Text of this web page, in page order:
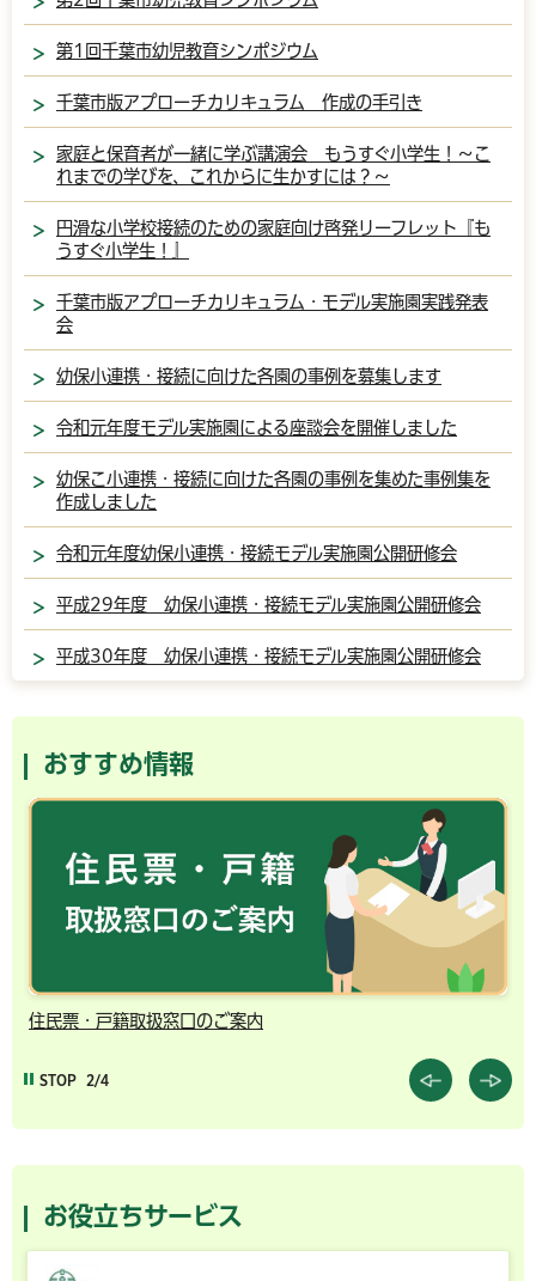
第1回千葉市幼児教育シンポジウム
千葉市版アプローチカリキュラム 作成の手引き
家庭と保育者が一緒に学ぶ講演会 もうすぐ小学生！～こ
れまでの学びを、これからに生かすには？～
円滑な小学校接続のための家庭向け啓発リーフレット『も
うすぐ小学生！』
千葉市版アプローチカリキュラム・モデル実施園実践発表
会
幼保小連携・接続に向けた各園の事例を募集します
令和元年度モデル実施園による座談会を開催しました
幼保こ小連携・接続に向けた各園の事例を集めた事例集を
作成しました
令和元年度幼保小連携・接続モデル実施園公開研修会
平成29年度 幼保小連携・接続モデル実施園公開研修会
平成30年度 幼保小連携・接続モデル実施園公開研修会
おすすめ情報
住民票・戸籍取扱窓口のご案内
STOP 2/4
お役立ちサービス